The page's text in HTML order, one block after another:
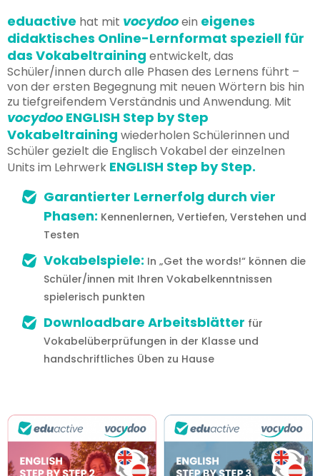
eduactive hat mit vocydooein eigenes
didaktisches Online-Lernformat speziell für
das Vokabeltraining entwickelt, das
Schüler/innen durch alle Phasen des Lernens führt –
von der ersten Begegnung mit neuen Wörtern bis hin
zu tiefgreifendem Verständnis und Anwendung. Mit
vocydoo ENGLISH Step by Step
Vokabeltraining wiederholen Schülerinnen und
Schüler gezielt die Englisch Vokabel der einzelnen
Units im Lehrwerk ENGLISH Step by Step.
Garantierter Lernerfolg durch vier
Phasen: Kennenlernen, Vertiefen, Verstehen und
Testen
Vokabelspiele: In „Get the words!“ können die
Schüler/innen mit Ihren Vokabelkenntnissen
spielerisch punkten
Downloadbare Arbeitsblätter für
Vokabelüberprüfungen in der Klasse und
handschriftliches Üben zu Hause